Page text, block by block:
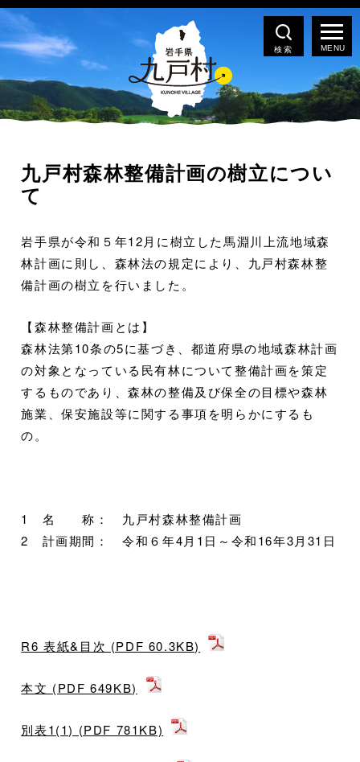
検索
九戸村森林整備計画の樹立につい
て
岩手県が令和５年12月に樹立した馬淵川上流地域森
林計画に則し、森林法の規定により、九戸村森林整
備計画の樹立を行いました。
【森林整備計画とは】
森林法第10条の5に基づき、都道府県の地域森林計画
の対象となっている民有林について整備計画を策定
するものであり、森林の整備及び保全の目標や森林
施業、保安施設等に関する事項を明らかにするも
の。
1 名 称： 九戸村森林整備計画
2 計画期間： 令和６年4月1日～令和16年3月31日
R6 表紙&目次 (PDF 60.3KB)
本文 (PDF 649KB)
別表1(1) (PDF 781KB)